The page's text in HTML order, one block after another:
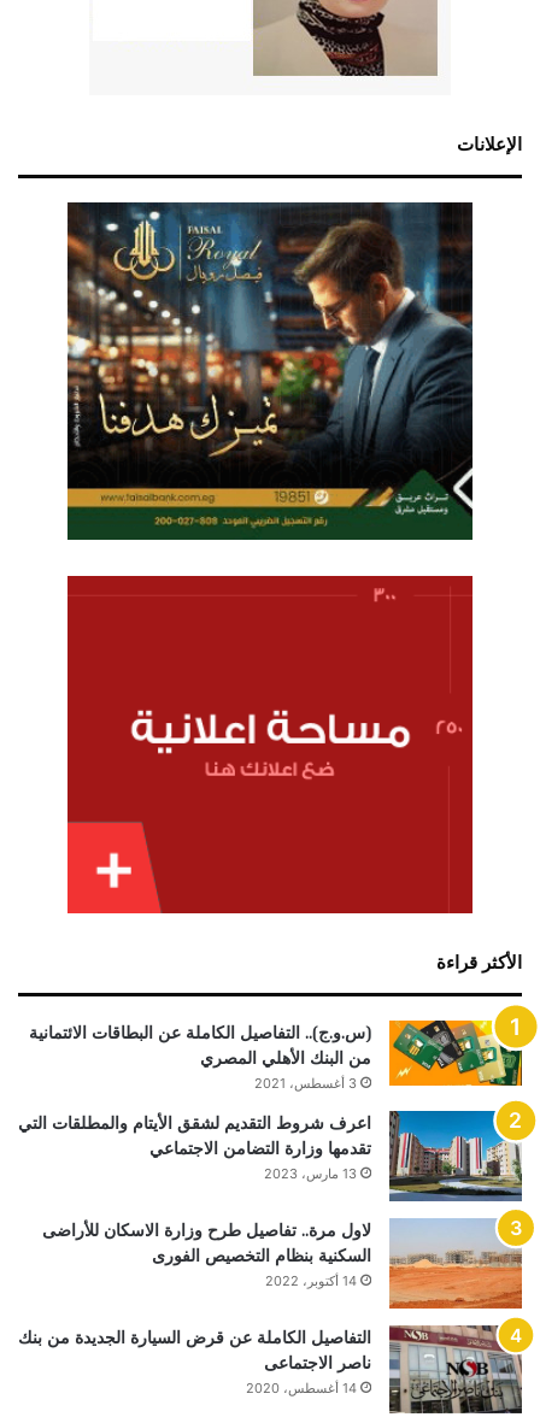
الإعلانات
الأكثر قراءة
(س.و.ج).. التفاصيل الكاملة عن البطاقات الائتمانية
من البنك الأهلي المصري
3 أغسطس، 2021
اعرف شروط التقديم لشقق الأيتام والمطلقات التي
تقدمها وزارة التضامن الاجتماعي
13 مارس، 2023
لاول مرة.. تفاصيل طرح وزارة الاسكان للأراضى
السكنية بنظام التخصيص الفورى
14 أكتوبر، 2022
التفاصيل الكاملة عن قرض السيارة الجديدة من بنك
ناصر الاجتماعى
14 أغسطس، 2020